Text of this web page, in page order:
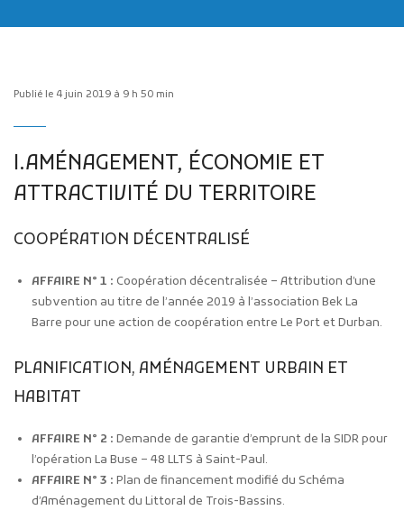
Publicité des actes
Marchés publics
Projets financés par l'Europe
Plans d'accès
Publié le 4 juin 2019 à 9 h 50 min
I.AMÉNAGEMENT, ÉCONOMIE ET
ATTRACTIVITÉ DU TERRITOIRE
COOPÉRATION DÉCENTRALISÉ
AFFAIRE N° 1 : Coopération décentralisée – Attribution d’une
subvention au titre de l’année 2019 à l’association Bek La
Barre pour une action de coopération entre Le Port et Durban.
PLANIFICATION, AMÉNAGEMENT URBAIN ET
HABITAT
AFFAIRE N° 2 : Demande de garantie d’emprunt de la SIDR pour
l’opération La Buse – 48 LLTS à Saint-Paul.
AFFAIRE N° 3 : Plan de financement modifié du Schéma
d’Aménagement du Littoral de Trois-Bassins.